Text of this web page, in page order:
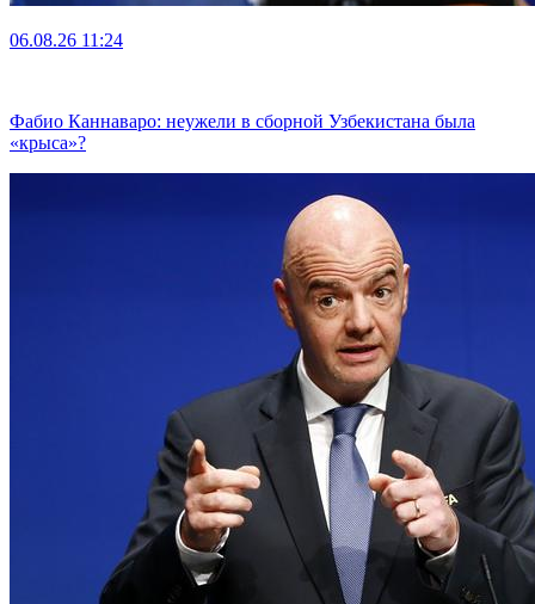
06.08.26 11:24
Фабио Каннаваро: неужели в сборной Узбекистана была
«крыса»?